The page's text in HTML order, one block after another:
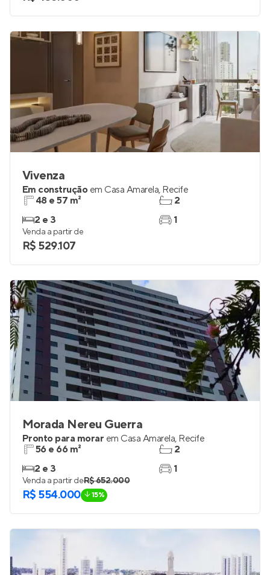
Vivenza
Em construção em Casa Amarela, Recife
48 e 57 m²
2 e 3
2
1
Venda a partir de
R$ 529.107
Morada Nereu Guerra
Pronto para morar em Casa Amarela, Recife
56 e 66 m²
2 e 3
2
1
Venda a partir deR$ 652.000
R$ 554.000 15%